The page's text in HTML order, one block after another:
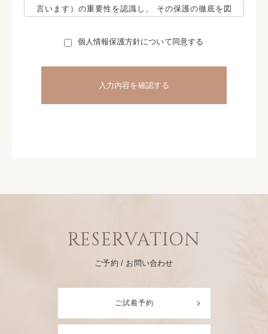
言います）の重要性を認識し、 その保護の徹底を図
ドラインなどを遵守するものとします。 以下にその基
名、住所、電話番号/FAX番号、Eメールアドレス等の
個人情報をお預かりする場合があります。
ご登録いただいた会員様向けサービスの提供のため
お客様からお預かりした個人情報は、上記の目的以外
個人情報の管理
個人情報保護方針について同意する
RESERVATION
ご予約 / お問い合わせ
ご試着予約